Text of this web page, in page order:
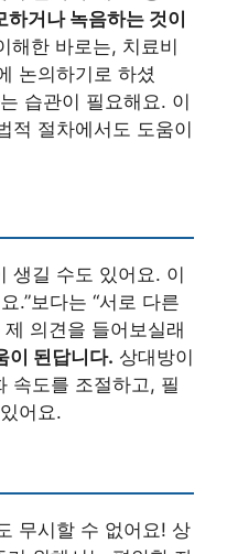
하거나 녹음하는 것이
해한 바로는, 치료비
논의하기로 하셨
습관이 필요해요. 이
적 절차에서도 도움이
생길 수도 있어요. 이
.”보다는 “서로 다른
의견을 들어보실래
이 된답니다. 상대방이
속도를 조절하고, 필
어요.
무시할 수 없어요! 상